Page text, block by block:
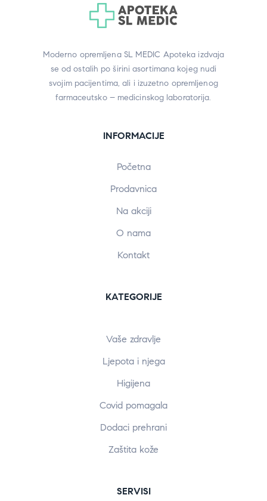
Moderno opremljena SL MEDIC Apoteka izdvaja
se od ostalih po širini asortimana kojeg nudi
svojim pacijentima, ali i izuzetno opremljenog
farmaceutsko – medicinskog laboratorija.
INFORMACIJE
Početna
Prodavnica
Na akciji
O nama
Kontakt
KATEGORIJE
Vaše zdravlje
Ljepota i njega
Higijena
Covid pomagala
Dodaci prehrani
Zaštita kože
SERVISI